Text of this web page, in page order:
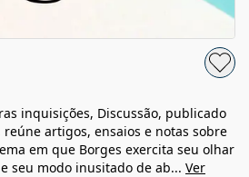
inquisições, Discussão, publicado
artigos, ensaios e notas sobre
em que Borges exercita seu olhar
seu modo inusitado de ab... Ver